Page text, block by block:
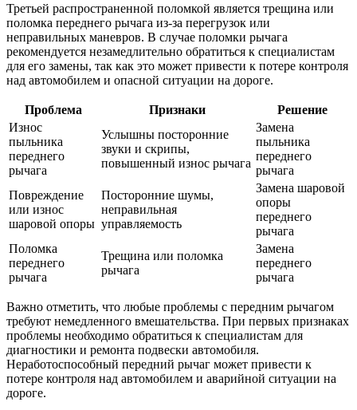
Третьей распространенной поломкой является трещина или
поломка переднего рычага из-за перегрузок или
неправильных маневров. В случае поломки рычага
рекомендуется незамедлительно обратиться к специалистам
для его замены, так как это может привести к потере контроля
над автомобилем и опасной ситуации на дороге.
Проблема Признаки
Решение
Износ
пыльника
переднего
рычага
Услышны посторонние
звуки и скрипы,
повышенный износ рычага
Замена
пыльника
переднего
рычага
Повреждение
или износ
шаровой опоры
Посторонние шумы,
неправильная
управляемость
Замена шаровой
опоры
переднего
рычага
Поломка
переднего
рычага
Трещина или поломка
рычага
Замена
переднего
рычага
Важно отметить, что любые проблемы с передним рычагом
требуют немедленного вмешательства. При первых признаках
проблемы необходимо обратиться к специалистам для
диагностики и ремонта подвески автомобиля.
Неработоспособный передний рычаг может привести к
потере контроля над автомобилем и аварийной ситуации на
дороге.